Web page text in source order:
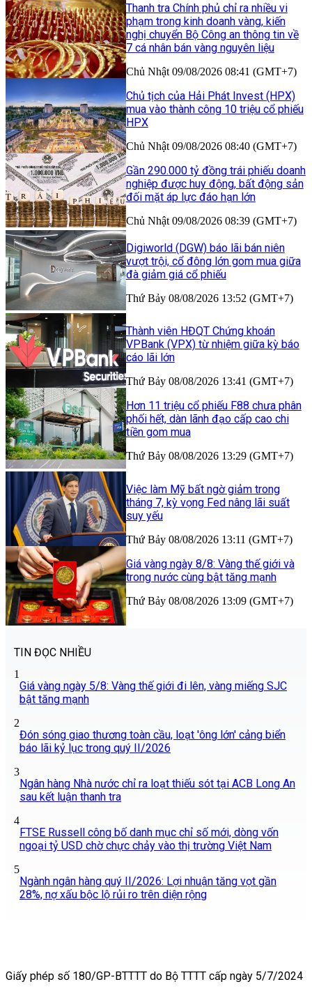
Thanh tra Chính phủ chỉ ra nhiều vi
phạm trong kinh doanh vàng, kiến
nghị chuyển Bộ Công an thông tin về
7 cá nhân bán vàng nguyên liệu
Chủ Nhật 09/08/2026 08:41 (GMT+7)
Chủ tịch của Hải Phát Invest (HPX)
mua vào thành công 10 triệu cổ phiếu
HPX
Chủ Nhật 09/08/2026 08:40 (GMT+7)
Gần 290.000 tỷ đồng trái phiếu doanh
nghiệp được huy động, bất động sản
đối mặt áp lực đáo hạn lớn
Chủ Nhật 09/08/2026 08:39 (GMT+7)
Digiworld (DGW) báo lãi bán niên
vượt trội, cổ đông lớn gom mua giữa
đà giảm giá cổ phiếu
Thứ Bảy 08/08/2026 13:52 (GMT+7)
Thành viên HĐQT Chứng khoán
VPBank (VPX) từ nhiệm giữa kỳ báo
cáo lãi lớn
Thứ Bảy 08/08/2026 13:41 (GMT+7)
Hơn 11 triệu cổ phiếu F88 chưa phân
phối hết, dàn lãnh đạo cấp cao chi
tiền gom mua
Thứ Bảy 08/08/2026 13:29 (GMT+7)
Việc làm Mỹ bất ngờ giảm trong
tháng 7, kỳ vọng Fed nâng lãi suất
suy yếu
Thứ Bảy 08/08/2026 13:11 (GMT+7)
Giá vàng ngày 8/8: Vàng thế giới và
trong nước cùng bật tăng mạnh
Thứ Bảy 08/08/2026 13:09 (GMT+7)
TIN ĐỌC NHIỀU
1
Giá vàng ngày 5/8: Vàng thế giới đi lên, vàng miếng SJC
bật tăng mạnh
2
Đón sóng giao thương toàn cầu, loạt 'ông lớn' cảng biển
báo lãi kỷ lục trong quý II/2026
3
Ngân hàng Nhà nước chỉ ra loạt thiếu sót tại ACB Long An
sau kết luận thanh tra
4
FTSE Russell công bố danh mục chỉ số mới, dòng vốn
ngoại tỷ USD chờ chực chảy vào thị trường Việt Nam
5
Ngành ngân hàng quý II/2026: Lợi nhuận tăng vọt gần
28%, nợ xấu bộc lộ rủi ro trên diện rộng
Giấy phép số 180/GP-BTTTT do Bộ TTTT cấp ngày 5/7/2024